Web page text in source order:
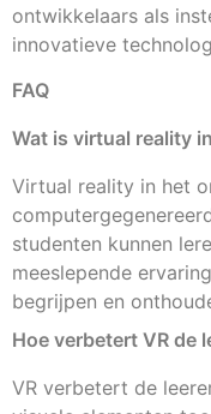
ontwikkelaars als
innovatieve
FAQ
Wat is virtual reality
Virtual reality in het
studenten kunnen
meeslepende
begrijpen en
Hoe verbetert VR de
VR verbetert de